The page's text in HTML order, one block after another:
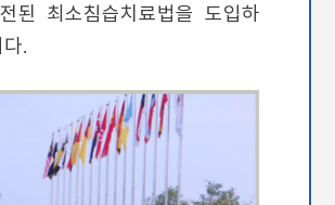
된 최소침습치료법을 도입하
.